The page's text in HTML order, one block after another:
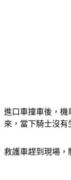
進口車撞車後，機
來，當下騎士沒有
救護車趕到現場，